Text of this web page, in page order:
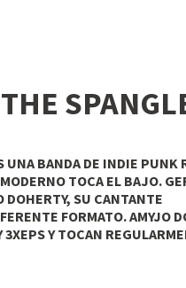
UNA BANDA DE INDIE PUNK
TOCA EL BAJO.
DOHERTY, SU CANTANTE
FORMATO. AMYJO
Y TOCAN